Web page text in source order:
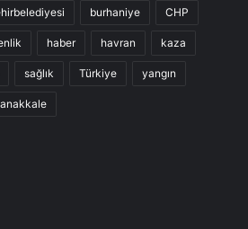
burhaniye CHP
haber havran kaza
sağlık Türkiye yangın